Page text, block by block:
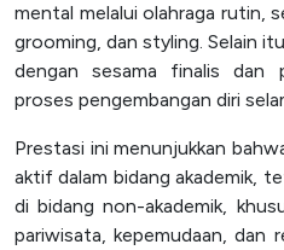
mental melalui olahraga rutin,
grooming, dan styling. Selain
dengan sesama finalis dan
proses pengembangan diri
Prestasi ini menunjukkan
aktif dalam bidang akademik,
di bidang non-akademik,
pariwisata, kepemudaan, dan